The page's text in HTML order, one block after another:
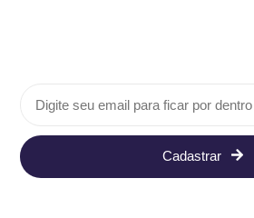
Cadastrar